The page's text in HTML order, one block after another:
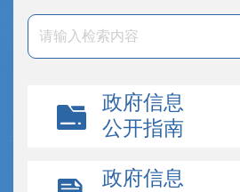
政府信息
公开指南
政府信息